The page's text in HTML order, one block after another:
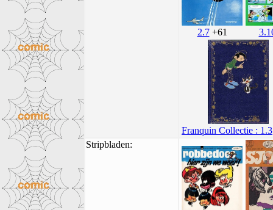
2.7+61
Franquin Collectie : 1.3
Stripbladen: